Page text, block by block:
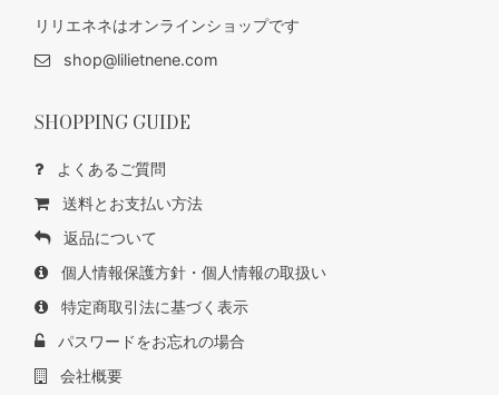
リリエネネはオンラインショップです
shop@lilietnene.com
SHOPPING GUIDE
よくあるご質問
送料とお支払い方法
返品について
個人情報保護方針・個人情報の取扱い
特定商取引法に基づく表示
パスワードをお忘れの場合
会社概要